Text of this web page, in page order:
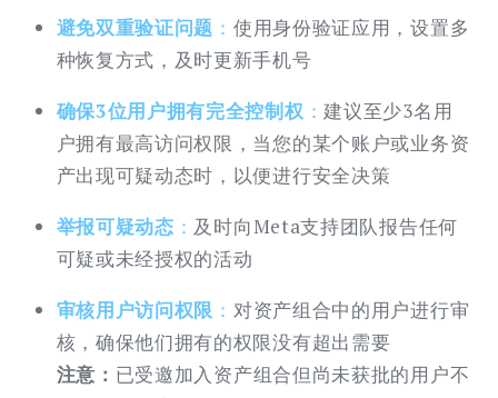
避免双重验证问题 ： 使用身份验证应用，设置多
种恢复方式，及时更新手机号
确保3位用户拥有完全控制权 ：建议至少3名用
户拥有最高访问权限，当您的某个账户或业务资
产出现可疑动态时，以便进行安全决策
举报可疑动态 ： 及时向Meta支持团队报告任何
可疑或未经授权的活动
审核用户访问权限 ： 对资产组合中的用户进行审
核，确保他们拥有的权限没有超出需要
注意： 已受邀加入资产组合但尚未获批的用户不